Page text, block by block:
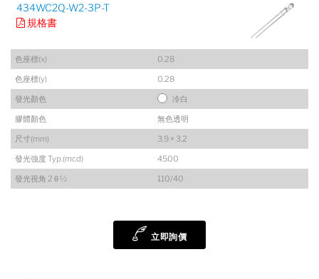
434WC2Q-W2-3P-T
規格書
色座標(x)
0.28
色座標(y)
0.28
發光顏色
冷白
膠體顏色
無色透明
尺寸(mm)
3.9 × 3.2
發光強度 Typ.(mcd)
4500
發光視角 2 θ ½
110/40
立即詢價
Sales Manager